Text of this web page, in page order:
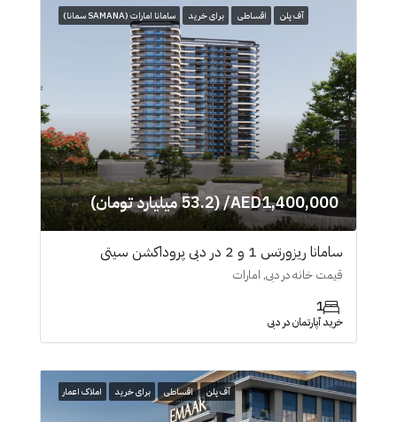
آف پلن اقساطی برای خرید سامانا امارات (SAMANA سمانا)
AED1,400,000/ (53.2 میلیارد تومان)
سامانا ریزورتس 1 و 2 در دبی پروداکشن سیتی
قیمت خانه در دبی, امارات
1
خرید آپارتمان در دبی
آف پلن اقساطی برای خرید املاک اعمار